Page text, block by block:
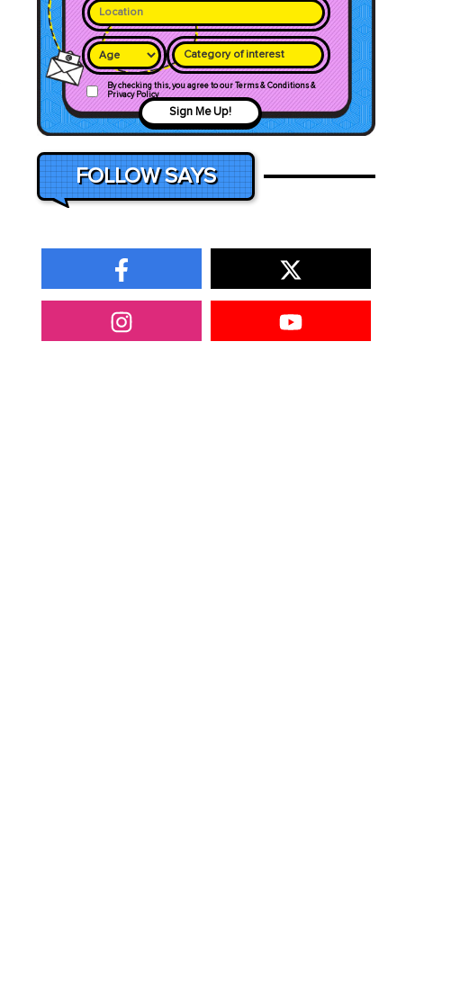
Category of interest
By checking this, you agree to our Terms & Conditions &
Privacy Policy
Sign Me Up!
FOLLOW SAYS